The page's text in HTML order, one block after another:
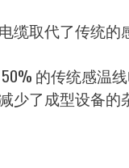
缆取代了传统的
的传统感温
少了成型设备的